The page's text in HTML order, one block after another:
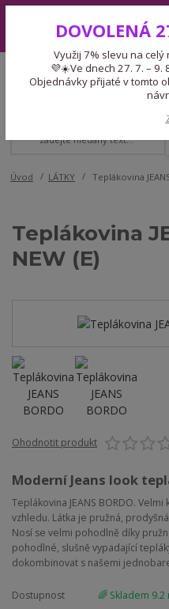
7. – 9. 8. 2026 čerpáme
odešleme ihned
Expedice 775 866 913
Po-Čt 9-15:30 Pá 9-14:30 Pauza 13-
Úvod LÁTKY Teplákovina
Teplákovina
NEW (E)
Ohodnotit produkt
Moderní Jeans look
Teplákovina JEANS BORDO.
vzhledu. Látka je pružná,
Nosí se velmi pohodlně díky
pohodlné, slušně vypadající
dokombinovat s našemi
Dostupnost 🌈 Skladem 9.2
DOVOLENÁ
Využij 7% slevu na celý
💜☀️Ve dnech 27. 7. – 9.
Objednávky přijaté v tomto